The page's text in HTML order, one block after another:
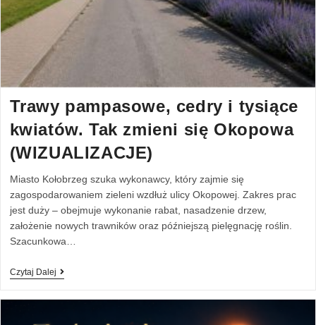
Trawy pampasowe, cedry i tysiące
kwiatów. Tak zmieni się Okopowa
(WIZUALIZACJE)
Miasto Kołobrzeg szuka wykonawcy, który zajmie się
zagospodarowaniem zieleni wzdłuż ulicy Okopowej. Zakres prac
jest duży – obejmuje wykonanie rabat, nasadzenie drzew,
założenie nowych trawników oraz późniejszą pielęgnację roślin.
Szacunkowa…
Czytaj Dalej